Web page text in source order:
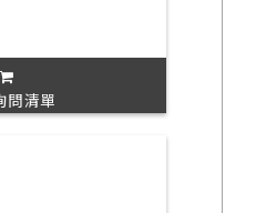
問清單